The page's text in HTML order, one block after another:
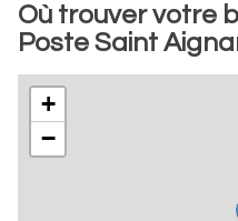
Où trouver votre
Poste Saint
+
−